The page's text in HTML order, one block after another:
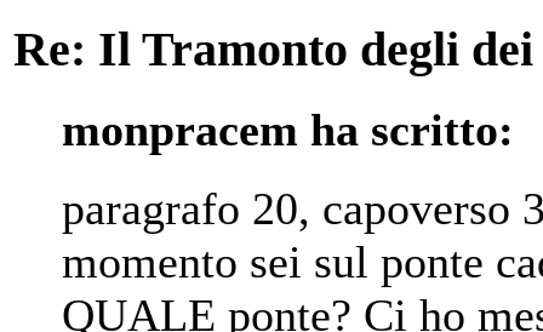
Re: Il Tramonto degli dei
monpracem ha scritto:
paragrafo 20, capoverso
momento sei sul ponte
QUALE ponte? Ci ho